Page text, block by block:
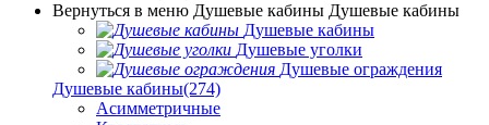
Вернуться в меню Душевые кабины Душевые кабины
Душевые кабины
Душевые уголки
Душевые ограждения
Душевые кабины(274)
Асимметричные